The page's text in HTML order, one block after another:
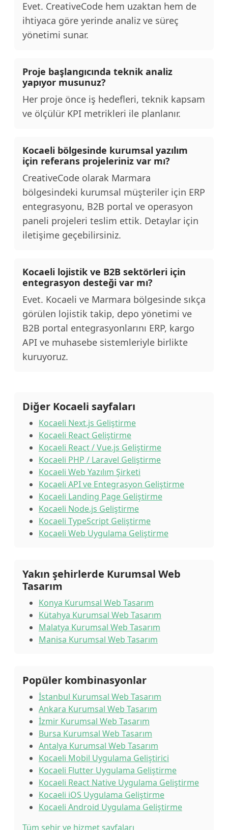
Evet. CreativeCode hem uzaktan hem de
ihtiyaca göre yerinde analiz ve süreç
yönetimi sunar.
Proje başlangıcında teknik analiz
yapıyor musunuz?
Her proje önce iş hedefleri, teknik kapsam
ve ölçülür KPI metrikleri ile planlanır.
Kocaeli bölgesinde kurumsal yazılım
için referans projeleriniz var mı?
CreativeCode olarak Marmara
bölgesindeki kurumsal müşteriler için ERP
entegrasyonu, B2B portal ve operasyon
paneli projeleri teslim ettik. Detaylar için
iletişime geçebilirsiniz.
Kocaeli lojistik ve B2B sektörleri için
entegrasyon desteği var mı?
Evet. Kocaeli ve Marmara bölgesinde sıkça
görülen lojistik takip, depo yönetimi ve
B2B portal entegrasyonlarını ERP, kargo
API ve muhasebe sistemleriyle birlikte
kuruyoruz.
Diğer Kocaeli sayfaları
Kocaeli Next.js Geliştirme
Kocaeli React Geliştirme
Kocaeli React / Vue.js Geliştirme
Kocaeli PHP / Laravel Geliştirme
Kocaeli Web Yazılım Şirketi
Kocaeli API ve Entegrasyon Geliştirme
Kocaeli Landing Page Geliştirme
Kocaeli Node.js Geliştirme
Kocaeli TypeScript Geliştirme
Kocaeli Web Uygulama Geliştirme
Yakın şehirlerde Kurumsal Web
Tasarım
Konya Kurumsal Web Tasarım
Kütahya Kurumsal Web Tasarım
Malatya Kurumsal Web Tasarım
Manisa Kurumsal Web Tasarım
Popüler kombinasyonlar
İstanbul Kurumsal Web Tasarım
Ankara Kurumsal Web Tasarım
İzmir Kurumsal Web Tasarım
Bursa Kurumsal Web Tasarım
Antalya Kurumsal Web Tasarım
Kocaeli Mobil Uygulama Geliştirici
Kocaeli Flutter Uygulama Geliştirme
Kocaeli React Native Uygulama Geliştirme
Kocaeli iOS Uygulama Geliştirme
Kocaeli Android Uygulama Geliştirme
Tüm şehir ve hizmet sayfaları